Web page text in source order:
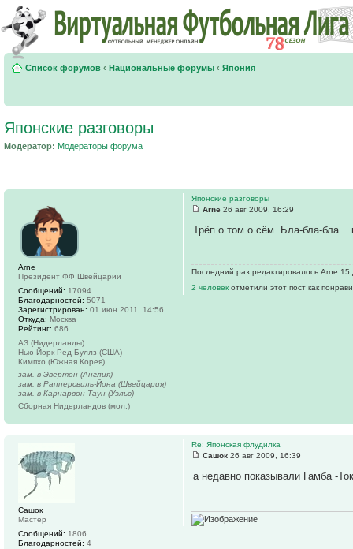
Список форумов ‹ Национальные форумы ‹ Япония
Японские разговоры
Модератор: Модераторы форума
Японские разговоры
Arne 26 авг 2009, 16:29
Трёп о том о сём. Бла-бла-
Последний раз редактировалось Arne
2 человек отметили этот пост как
Arne
Президент ФФ Швейцарии
Сообщений: 17094
Благодарностей: 5071
Зарегистрирован: 01 июн 2011, 14:56
Откуда: Москва
Рейтинг: 686
АЗ (Нидерланды)
Нью-Йорк Ред Буллз (США)
Кимпхо (Южная Корея)
зам. в Эвертон (Англия)
зам. в Рапперсвиль-Йона (Швейцария)
зам. в Карнарвон Таун (Уэльс)
Сборная Нидерландов (мол.)
Re: Японская флудилка
Сашок 26 авг 2009, 16:39
а недавно показывали Гамба -
Сашок
Мастер
Сообщений: 1806
Благодарностей: 4